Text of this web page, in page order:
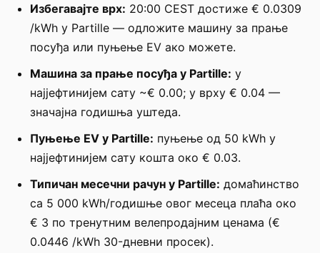
Избегавајте врх: 20:00 CEST достиже € 0.0309
/kWh у Partille — одложите машину за прање
посуђа или пуњење EV ако можете.
Машина за прање посуђа у Partille: у
најјефтинијем сату ~€ 0.00; у врху € 0.04 —
значајна годишња уштеда.
Пуњење EV у Partille: пуњење од 50 kWh у
најјефтинијем сату кошта око € 0.03.
Типичан месечни рачун у Partille: домаћинство
са 5 000 kWh/годишње овог месеца плаћа око
€ 3 по тренутним велепродајним ценама (€
0.0446 /kWh 30-дневни просек).